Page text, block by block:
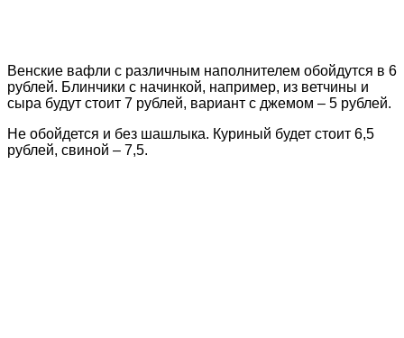
Венские вафли с различным наполнителем обойдутся в 6
рублей. Блинчики с начинкой, например, из ветчины и
сыра будут стоит 7 рублей, вариант с джемом – 5 рублей.
Не обойдется и без шашлыка. Куриный будет стоит 6,5
рублей, свиной – 7,5.